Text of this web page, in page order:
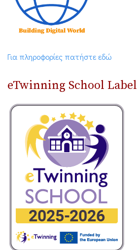
Για πληροφορίες πατήστε εδώ
eTwinning School Label